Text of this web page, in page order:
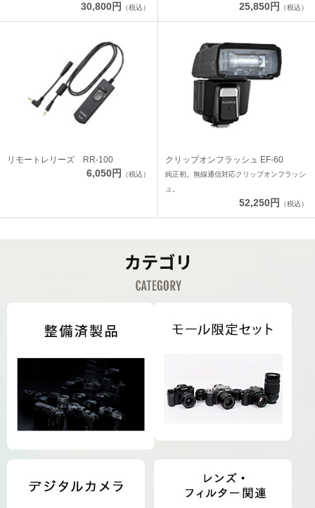
30,800円 （税込） 25,850円 （税込）
リモートレリーズ RR-100
6,050円 （税込）
クリップオンフラッシュ EF-60
純正初。無線通信対応クリップオンフラッシ
ュ。
52,250円 （税込）